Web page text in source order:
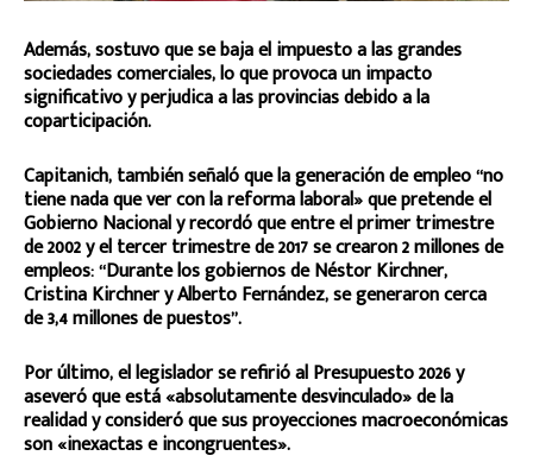
Además, sostuvo que se baja el impuesto a las grandes
sociedades comerciales, lo que provoca un impacto
significativo y perjudica a las provincias debido a la
coparticipación.
Capitanich, también señaló que la generación de empleo “no
tiene nada que ver con la reforma laboral» que pretende el
Gobierno Nacional y recordó que entre el primer trimestre
de 2002 y el tercer trimestre de 2017 se crearon 2 millones de
empleos: “Durante los gobiernos de Néstor Kirchner,
Cristina Kirchner y Alberto Fernández, se generaron cerca
de 3,4 millones de puestos”.
Por último, el legislador se refirió al Presupuesto 2026 y
aseveró que está «absolutamente desvinculado» de la
realidad y consideró que sus proyecciones macroeconómicas
son «inexactas e incongruentes».